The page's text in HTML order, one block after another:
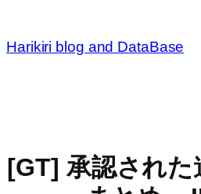
を
Harikiri blog and DataBase
[GT] 承認された